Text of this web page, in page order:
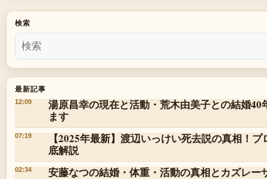
検索
最新記事
12:09
湯原昌幸の現在と活動・荒木由美子との結婚
ます
07:19
【2025年最新】渡辺いっけい死去説の真相！
底解説
02:34
安藤なつの結婚・体重・活動の真相とカズレ